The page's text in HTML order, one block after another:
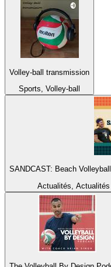
Volley-ball transmission
Sports, Volley-ball
SANDCAST: Beach
Actualités,